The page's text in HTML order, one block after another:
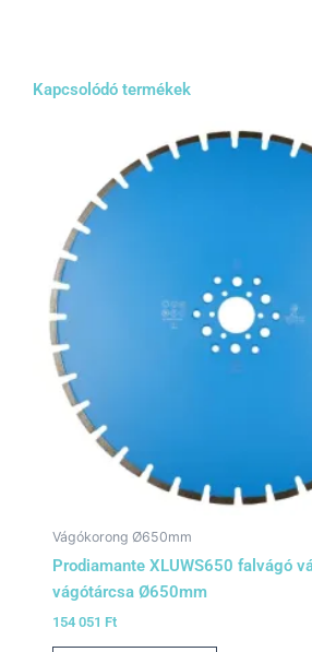
Kapcsolódó termékek
Vágókorong Ø650mm
Prodiamante XLUWS650 falvágó
vágótárcsa Ø650mm
154 051 Ft